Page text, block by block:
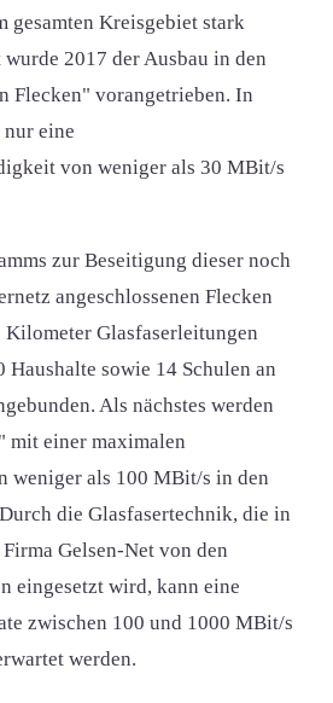
gesamten Kreisgebiet stark
wurde 2017 der Ausbau in den
Flecken" vorangetrieben. In
eine
von weniger als 30 MBit/s
zur Beseitigung dieser noch
angeschlossenen Flecken
Glasfaserleitungen
Haushalte sowie 14 Schulen an
Als nächstes werden
mit einer maximalen
weniger als 100 MBit/s in den
die Glasfasertechnik, die in
Gelsen-Net von den
eingesetzt wird, kann eine
zwischen 100 und 1000 MBit/s
werden.